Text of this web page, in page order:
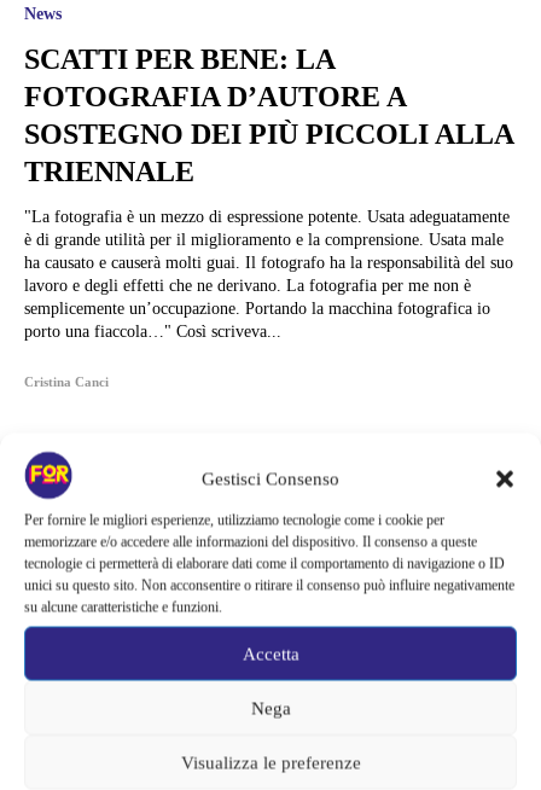
Gestisci Consenso
Per fornire le migliori esperienze, utilizziamo tecnologie come i cookie per
memorizzare e/o accedere alle informazioni del dispositivo. Il consenso a queste
tecnologie ci permetterà di elaborare dati come il comportamento di navigazione o ID
unici su questo sito. Non acconsentire o ritirare il consenso può influire negativamente
su alcune caratteristiche e funzioni.
Accetta
Nega
Visualizza le preferenze
News
SCATTI PER BENE: LA
FOTOGRAFIA D’AUTORE A
SOSTEGNO DEI PIÙ PICCOLI ALLA
TRIENNALE
"La fotografia è un mezzo di espressione potente. Usata adeguatamente
è di grande utilità per il miglioramento e la comprensione. Usata male
ha causato e causerà molti guai. Il fotografo ha la responsabilità del suo
lavoro e degli effetti che ne derivano. La fotografia per me non è
semplicemente un’occupazione. Portando la macchina fotografica io
porto una fiaccola…" Così scriveva...
Cristina Canci